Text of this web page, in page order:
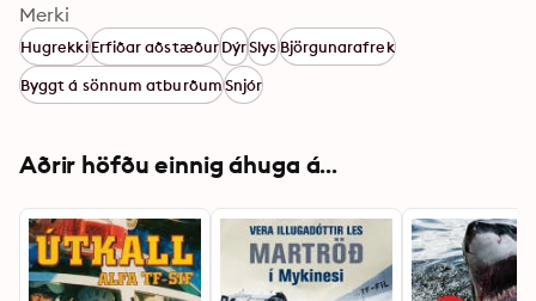
Merki
HugrekkiErfiðar aðstæðurDýrSlysBjörgunarafrek
Byggt á sönnum atburðumSnjór
Aðrir höfðu einnig áhuga á...